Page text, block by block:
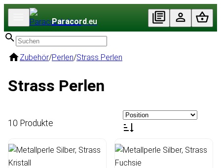
Paracord.eu
Zubehör/Perlen/Strass Perlen
Strass Perlen
10 Produkte